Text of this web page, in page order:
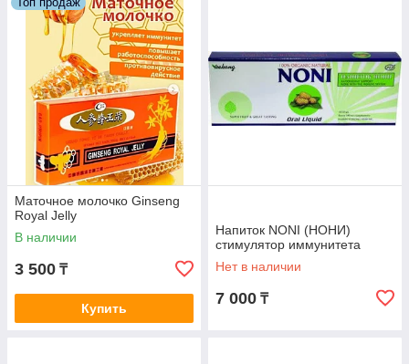
Маточное молочко Ginseng
Royal Jelly
В наличии
3 500 ₸
Купить
Напиток NONI (НОНИ)
стимулятор иммунитета
Нет в наличии
7 000 ₸